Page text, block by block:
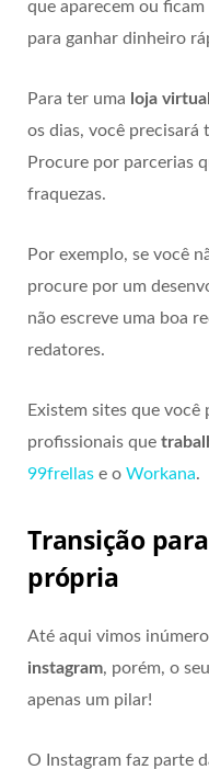
que aparecem ou
para ganhar dinheiro
Para ter uma loja
os dias, você precisará
Procure por parcerias
fraquezas.
Por exemplo, se você
procure por um
não escreve uma boa
redatores.
Existem sites que
profissionais que
99frellas e o Workana.
Transição
própria
Até aqui vimos
instagram, porém, o
apenas um pilar!
O Instagram faz parte